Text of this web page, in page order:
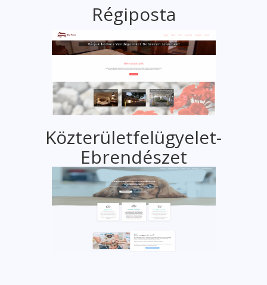
Régiposta
Közterületfelügyelet-
Ebrendészet